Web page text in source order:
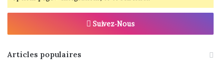
Suivez-Nous
Articles populaires